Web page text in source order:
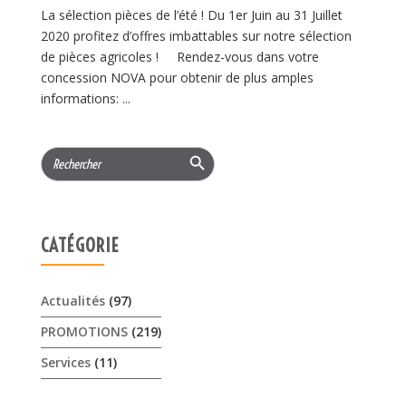
La sélection pièces de l’été ! Du 1er Juin au 31 Juillet
2020 profitez d’offres imbattables sur notre sélection
de pièces agricoles ! Rendez-vous dans votre
concession NOVA pour obtenir de plus amples
informations: ...
Search
for:
Search Button
CATÉGORIE
Actualités(97)
PROMOTIONS(219)
Services(11)